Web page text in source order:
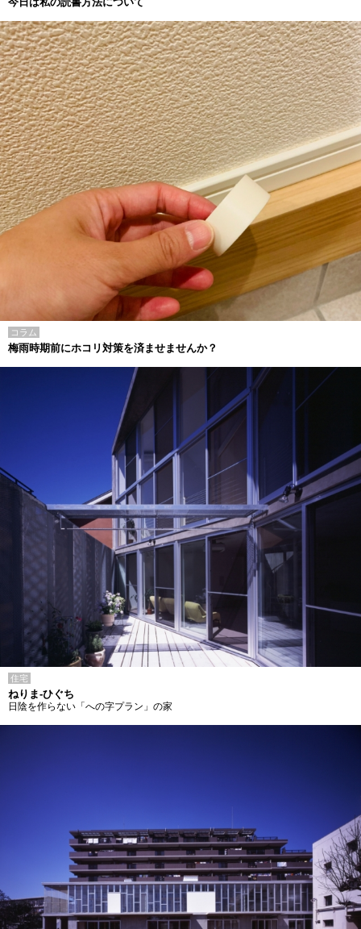
コラム
梅雨時期前にホコリ対策を済ませませんか？
住宅
ねりま-ひぐち
日陰を作らない「への字プラン」の家